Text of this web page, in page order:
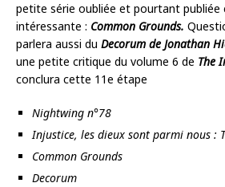
petite série oubliée et pourtant publiée
intéressante : Common Grounds.
parlera aussi du Decorum de Jonathan
une petite critique du volume 6 de The
conclura cette 11e étape
Nightwing n°78
Injustice, les dieux sont parmi nous :
Common Grounds
Decorum